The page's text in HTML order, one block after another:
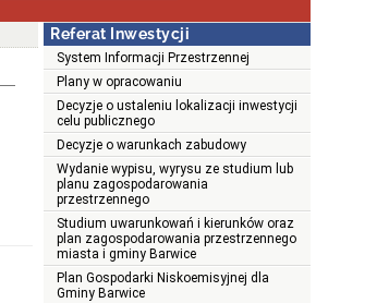
Referat Inwestycji
System Informacji Przestrzennej
Plany w opracowaniu
Decyzje o ustaleniu lokalizacji inwestycji
celu publicznego
Decyzje o warunkach zabudowy
Wydanie wypisu, wyrysu ze studium lub
planu zagospodarowania
przestrzennego
Studium uwarunkowań i kierunków oraz
plan zagospodarowania przestrzennego
miasta i gminy Barwice
Plan Gospodarki Niskoemisyjnej dla
Gminy Barwice